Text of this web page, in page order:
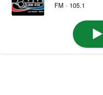
FM · 105.1